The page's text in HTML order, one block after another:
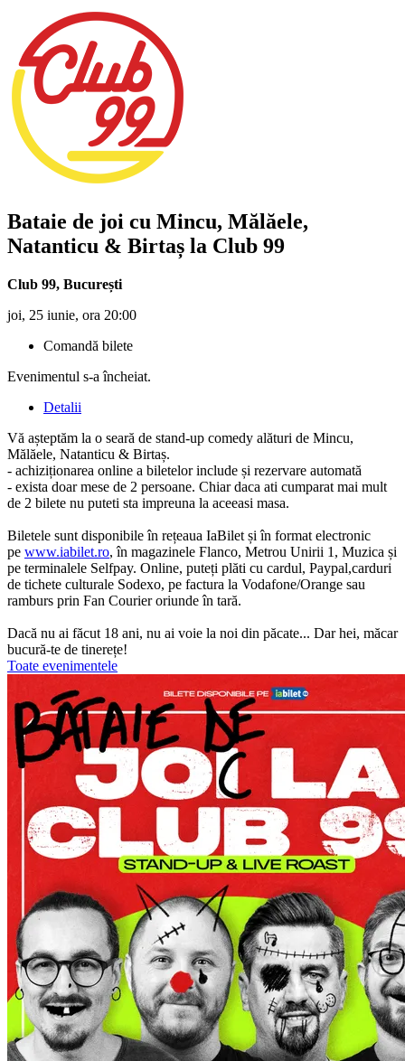
Bataie de joi cu Mincu, Mălăele,
Natanticu & Birtaș la Club 99
Club 99, București
joi, 25 iunie, ora 20:00
Comandă bilete
Evenimentul s-a încheiat.
Detalii
Vă așteptăm la o seară de stand-up comedy alături de Mincu,
Mălăele, Natanticu & Birtaș.
- achiziționarea online a biletelor include și rezervare automată
- exista doar mese de 2 persoane. Chiar daca ati cumparat mai mult
de 2 bilete nu puteti sta impreuna la aceeasi masa.
Biletele sunt disponibile în rețeaua IaBilet și în format electronic
pe www.iabilet.ro, în magazinele Flanco, Metrou Unirii 1, Muzica și
pe terminalele Selfpay. Online, puteți plăti cu cardul, Paypal,carduri
de tichete culturale Sodexo, pe factura la Vodafone/Orange sau
ramburs prin Fan Courier oriunde în tară.
Dacă nu ai făcut 18 ani, nu ai voie la noi din păcate... Dar hei, măcar
bucură-te de tinerețe!
Toate evenimentele